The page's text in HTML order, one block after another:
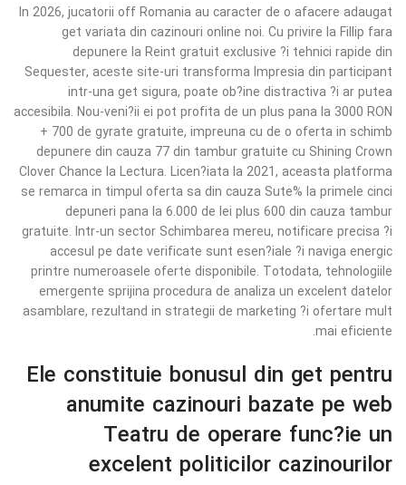
In 2026, jucatorii off Romania au caracter de o afacere adaugat
get variata din cazinouri online noi. Cu privire la Fillip fara
depunere la Reint gratuit exclusive ?i tehnici rapide din
Sequester, aceste site-uri transforma Impresia din participant
intr-una get sigura, poate ob?ine distractiva ?i ar putea
accesibila. Nou-veni?ii ei pot profita de un plus pana la 3000 RON
+ 700 de gyrate gratuite, impreuna cu de o oferta in schimb
depunere din cauza 77 din tambur gratuite cu Shining Crown
Clover Chance la Lectura. Licen?iata la 2021, aceasta platforma
se remarca in timpul oferta sa din cauza Sute% la primele cinci
depuneri pana la 6.000 de lei plus 600 din cauza tambur
gratuite. Intr-un sector Schimbarea mereu, notificare precisa ?i
accesul pe date verificate sunt esen?iale ?i naviga energic
printre numeroasele oferte disponibile. Totodata, tehnologiile
emergente sprijina procedura de analiza un excelent datelor
asamblare, rezultand in strategii de marketing ?i ofertare mult
mai eficiente.
Ele constituie bonusul din get pentru
anumite cazinouri bazate pe web
Teatru de operare func?ie un
excelent politicilor cazinourilor